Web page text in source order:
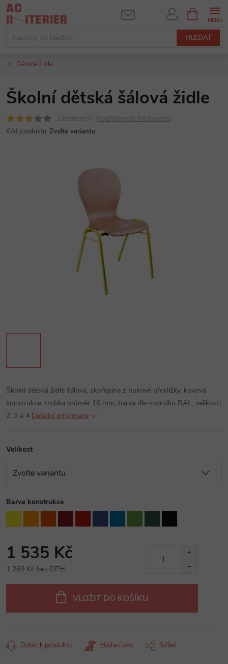
Přejít
na
HLEDAT
NÁKUPNÍ
KOŠÍK
Dětské židle
Školní dětská šálová židle
2 hodnocení Podrobnosti hodnocení
Kód produktu: Zvolte variantu
Školní dětská židle šálová, skořepina z bukové překližky, kovová
konstrukce, trubka průměr 16 mm, barva dle vzorníku RAL, velikosti
2, 3 a 4 Detailní informace
Velikost
Barva konstrukce
1 535 Kč
1 269 Kč bez DPH
VLOŽIT DO KOŠÍKU
Dotaz k produktu Hlídací pes Sdílet